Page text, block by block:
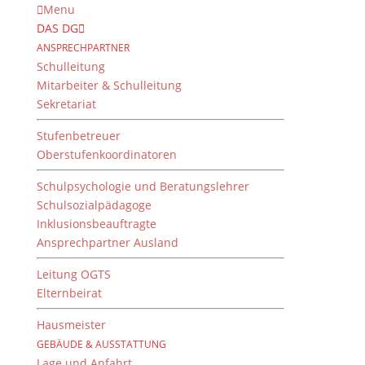
Menu
DAS DG
ANSPRECHPARTNER
Schulleitung
Mitarbeiter & Schulleitung
Sekretariat
Stufenbetreuer
Oberstufenkoordinatoren
Schulpsychologie und Beratungslehrer
Schulsozialpädagoge
Inklusionsbeauftragte
Ansprechpartner Ausland
Leitung OGTS
Elternbeirat
Hausmeister
GEBÄUDE & AUSSTATTUNG
Digitale Lesung live aus
Kopenhagen
vonDientzenhofer-Gymnasium|22. November 2023